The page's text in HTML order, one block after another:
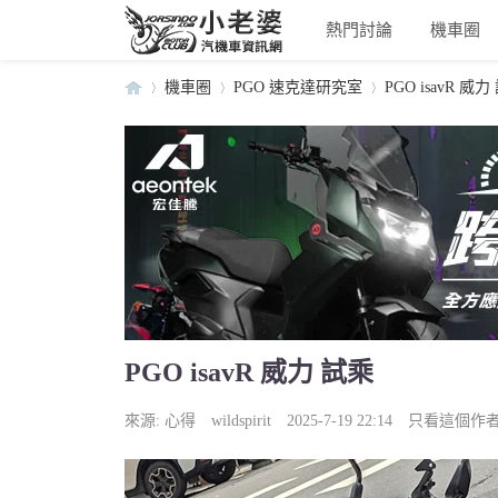
熱門討論 機車圈
小›
機車圈
›
PGO 速克達研究室
›
PGO isavR 威力
PGO isavR 威力 試乘
來源: 心得 wildspirit 2025-7-19 22:14 只看這個作